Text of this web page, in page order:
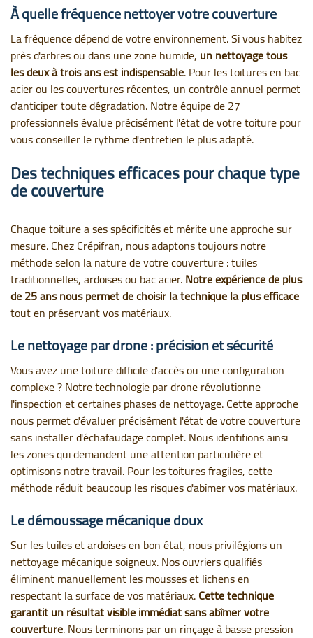
À quelle fréquence nettoyer votre couverture
La fréquence dépend de votre environnement. Si vous habitez
près d'arbres ou dans une zone humide, un nettoyage tous
les deux à trois ans est indispensable. Pour les toitures en bac
acier ou les couvertures récentes, un contrôle annuel permet
d'anticiper toute dégradation. Notre équipe de 27
professionnels évalue précisément l'état de votre toiture pour
vous conseiller le rythme d'entretien le plus adapté.
Des techniques efficaces pour chaque type
de couverture
Chaque toiture a ses spécificités et mérite une approche sur
mesure. Chez Crépifran, nous adaptons toujours notre
méthode selon la nature de votre couverture : tuiles
traditionnelles, ardoises ou bac acier.Notre expérience de plus
de 25 ans nous permet de choisir la technique la plus efficace
tout en préservant vos matériaux.
Le nettoyage par drone : précision et sécurité
Vous avez une toiture difficile d'accès ou une configuration
complexe ? Notre technologie par drone révolutionne
l'inspection et certaines phases de nettoyage. Cette approche
nous permet d'évaluer précisément l'état de votre couverture
sans installer d'échafaudage complet. Nous identifions ainsi
les zones qui demandent une attention particulière et
optimisons notre travail. Pour les toitures fragiles, cette
méthode réduit beaucoup les risques d'abîmer vos matériaux.
Le démoussage mécanique doux
Sur les tuiles et ardoises en bon état, nous privilégions un
nettoyage mécanique soigneux. Nos ouvriers qualifiés
éliminent manuellement les mousses et lichens en
respectant la surface de vos matériaux.Cette technique
garantit un résultat visible immédiat sans abîmer votre
couverture. Nous terminons par un rinçage à basse pression